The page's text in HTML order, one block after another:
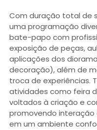
Com duração total de
uma programação
bate-papo com
exposição de peças,
aplicações dos
decoração), além de
troca de experiências.
atividades como feira
voltados à criação e
promovendo
em um ambiente